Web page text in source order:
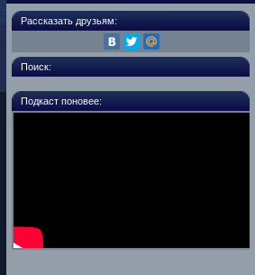
Рассказать друзьям:
Поиск:
Подкаст поновее: